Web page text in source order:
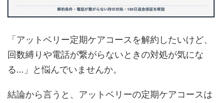
「アットベリー定期ケアコースを解約したいけど、
回数縛りや電話が繋がらないときの対処が気にな
る…」と悩んでいませんか。
結論から言うと、アットベリーの定期ケアコースは